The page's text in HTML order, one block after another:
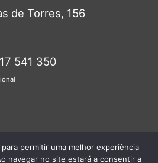
de Torres, 156
541 350
permitir uma melhor experiência
navegar no site estará a consentir a